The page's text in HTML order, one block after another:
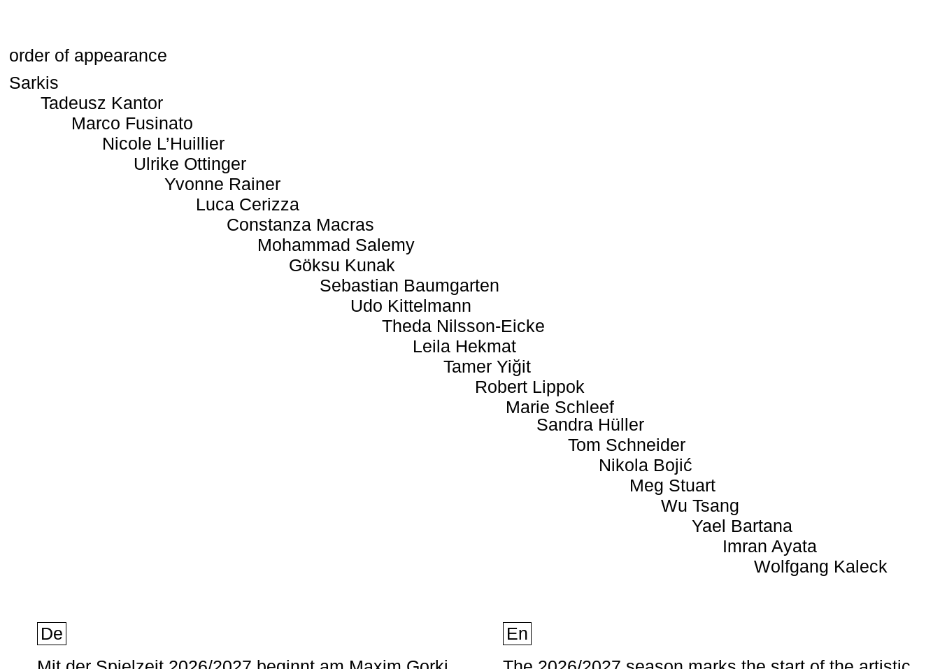
order of appearance
Sarkis
Tadeusz Kantor
Marco Fusinato
Nicole L’Huillier
Ulrike Ottinger
Yvonne Rainer
Luca Cerizza
Constanza Macras
Mohammad Salemy
Göksu Kunak
Sebastian Baumgarten
Udo Kittelmann
Theda Nilsson-Eicke
Leila Hekmat
Tamer Yiğit
Robert Lippok
Marie Schleef
Sandra Hüller
Tom Schneider
Nikola Bojić
Meg Stuart
Wu Tsang
Yael Bartana
Imran Ayata
Wolfgang Kaleck
De
En